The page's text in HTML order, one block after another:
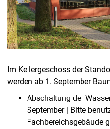
Im Kellergeschoss der
werden ab 1. September
Abschaltung der
September | Bitte
Fachbereichsgebäude